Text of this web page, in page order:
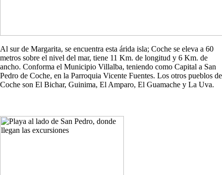
Al sur de Margarita, se encuentra esta árida isla; Coche se eleva a 60
metros sobre el nivel del mar, tiene 11 Km. de longitud y 6 Km. de
ancho. Conforma el Municipio Villalba, teniendo como Capital a San
Pedro de Coche, en la Parroquia Vicente Fuentes. Los otros pueblos de
Coche son El Bichar, Guinima, El Amparo, El Guamache y La Uva.